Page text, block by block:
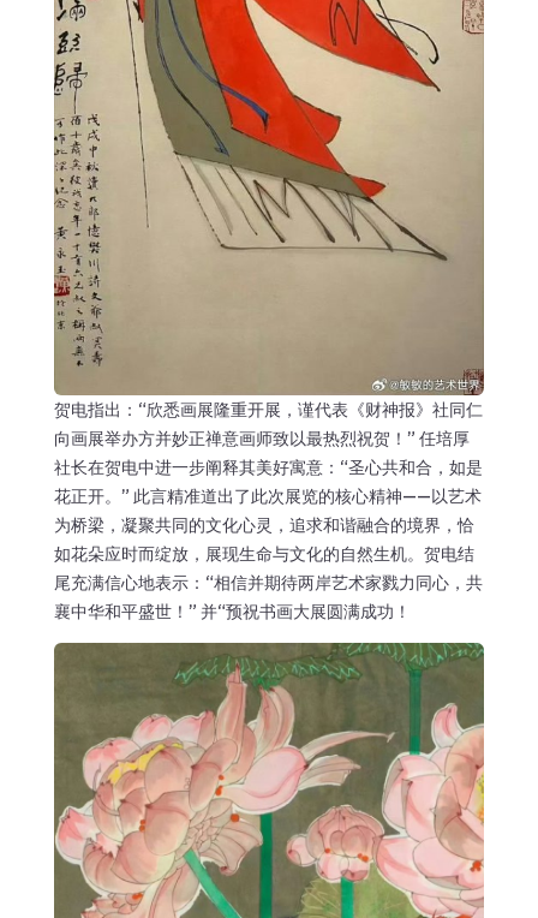
贺电指出：“欣悉画展隆重开展，谨代表《财神报》社同仁
向画展举办方并妙正禅意画师致以最热烈祝贺！” 任培厚
社长在贺电中进一步阐释其美好寓意：“圣心共和合，如是
花正开。” 此言精准道出了此次展览的核心精神——以艺术
为桥梁，凝聚共同的文化心灵，追求和谐融合的境界，恰
如花朵应时而绽放，展现生命与文化的自然生机。贺电结
尾充满信心地表示：“相信并期待两岸艺术家戮力同心，共
襄中华和平盛世！” 并“预祝书画大展圆满成功！